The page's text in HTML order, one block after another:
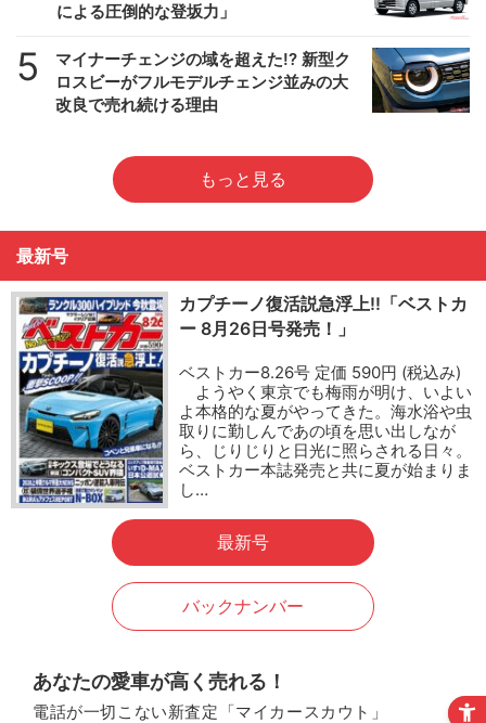
による圧倒的な登坂力」
5
マイナーチェンジの域を超えた!? 新型ク
ロスビーがフルモデルチェンジ並みの大
改良で売れ続ける理由
もっと見る
最新号
カプチーノ復活説急浮上!!「ベストカ
ー 8月26日号発売！」
ベストカー8.26号 定価 590円 (税込み)
ようやく東京でも梅雨が明け、いよい
よ本格的な夏がやってきた。海水浴や虫
取りに勤しんであの頃を思い出しなが
ら、じりじりと日光に照らされる日々。
ベストカー本誌発売と共に夏が始まりま
し…
最新号
バックナンバー
あなたの愛車が高く売れる！
電話が一切こない新査定「マイカースカウト」